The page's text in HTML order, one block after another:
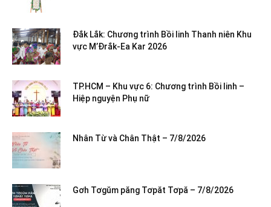
Đắk Lắk: Chương trình Bồi linh Thanh niên Khu
vực M’Đrắk-Ea Kar 2026
TP.HCM – Khu vực 6: Chương trình Bồi linh –
Hiệp nguyện Phụ nữ
Nhân Từ và Chân Thật – 7/8/2026
Gơh Tơgŭm păng Tơpăt Tơpă – 7/8/2026